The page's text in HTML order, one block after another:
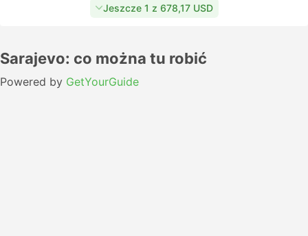
Jeszcze 1 z 678,17 USD
Sarajevo: co można tu robić
Powered by GetYourGuide